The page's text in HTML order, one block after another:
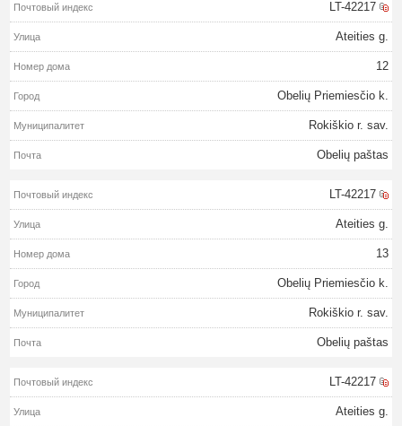
LT-42217
Ateities g.
12
Obelių Priemiesčio k.
Rokiškio r. sav.
Obelių paštas
LT-42217
Ateities g.
13
Obelių Priemiesčio k.
Rokiškio r. sav.
Obelių paštas
LT-42217
Ateities g.